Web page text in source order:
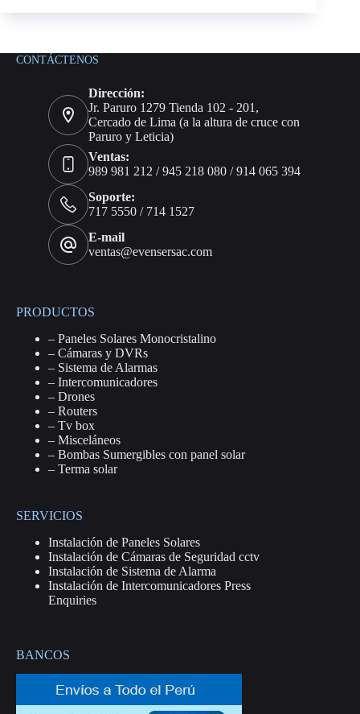
INSTALACION
SOLAR
CONTÁCTENOS
Dirección:
Jr. Paruro 1279 Tienda 102 - 201,
Cercado de Lima (a la altura de cruce con
Paruro y Leticia)
Ventas:
989 981 212 / 945 218 080 / 914 065 394
Soporte:
717 5550 / 714 1527
E-mail
ventas@evensersac.com
PRODUCTOS
– Paneles Solares Monocristalino
– Cámaras y DVRs
– Sistema de Alarmas
– Intercomunicadores
– Drones
– Routers
– Tv box
– Misceláneos
– Bombas Sumergibles con panel solar
– Terma solar
SERVICIOS
Instalación de Paneles Solares
Instalación de Cámaras de Seguridad cctv
Instalación de Sistema de Alarma
Instalación de Intercomunicadores Press
Enquiries
BANCOS